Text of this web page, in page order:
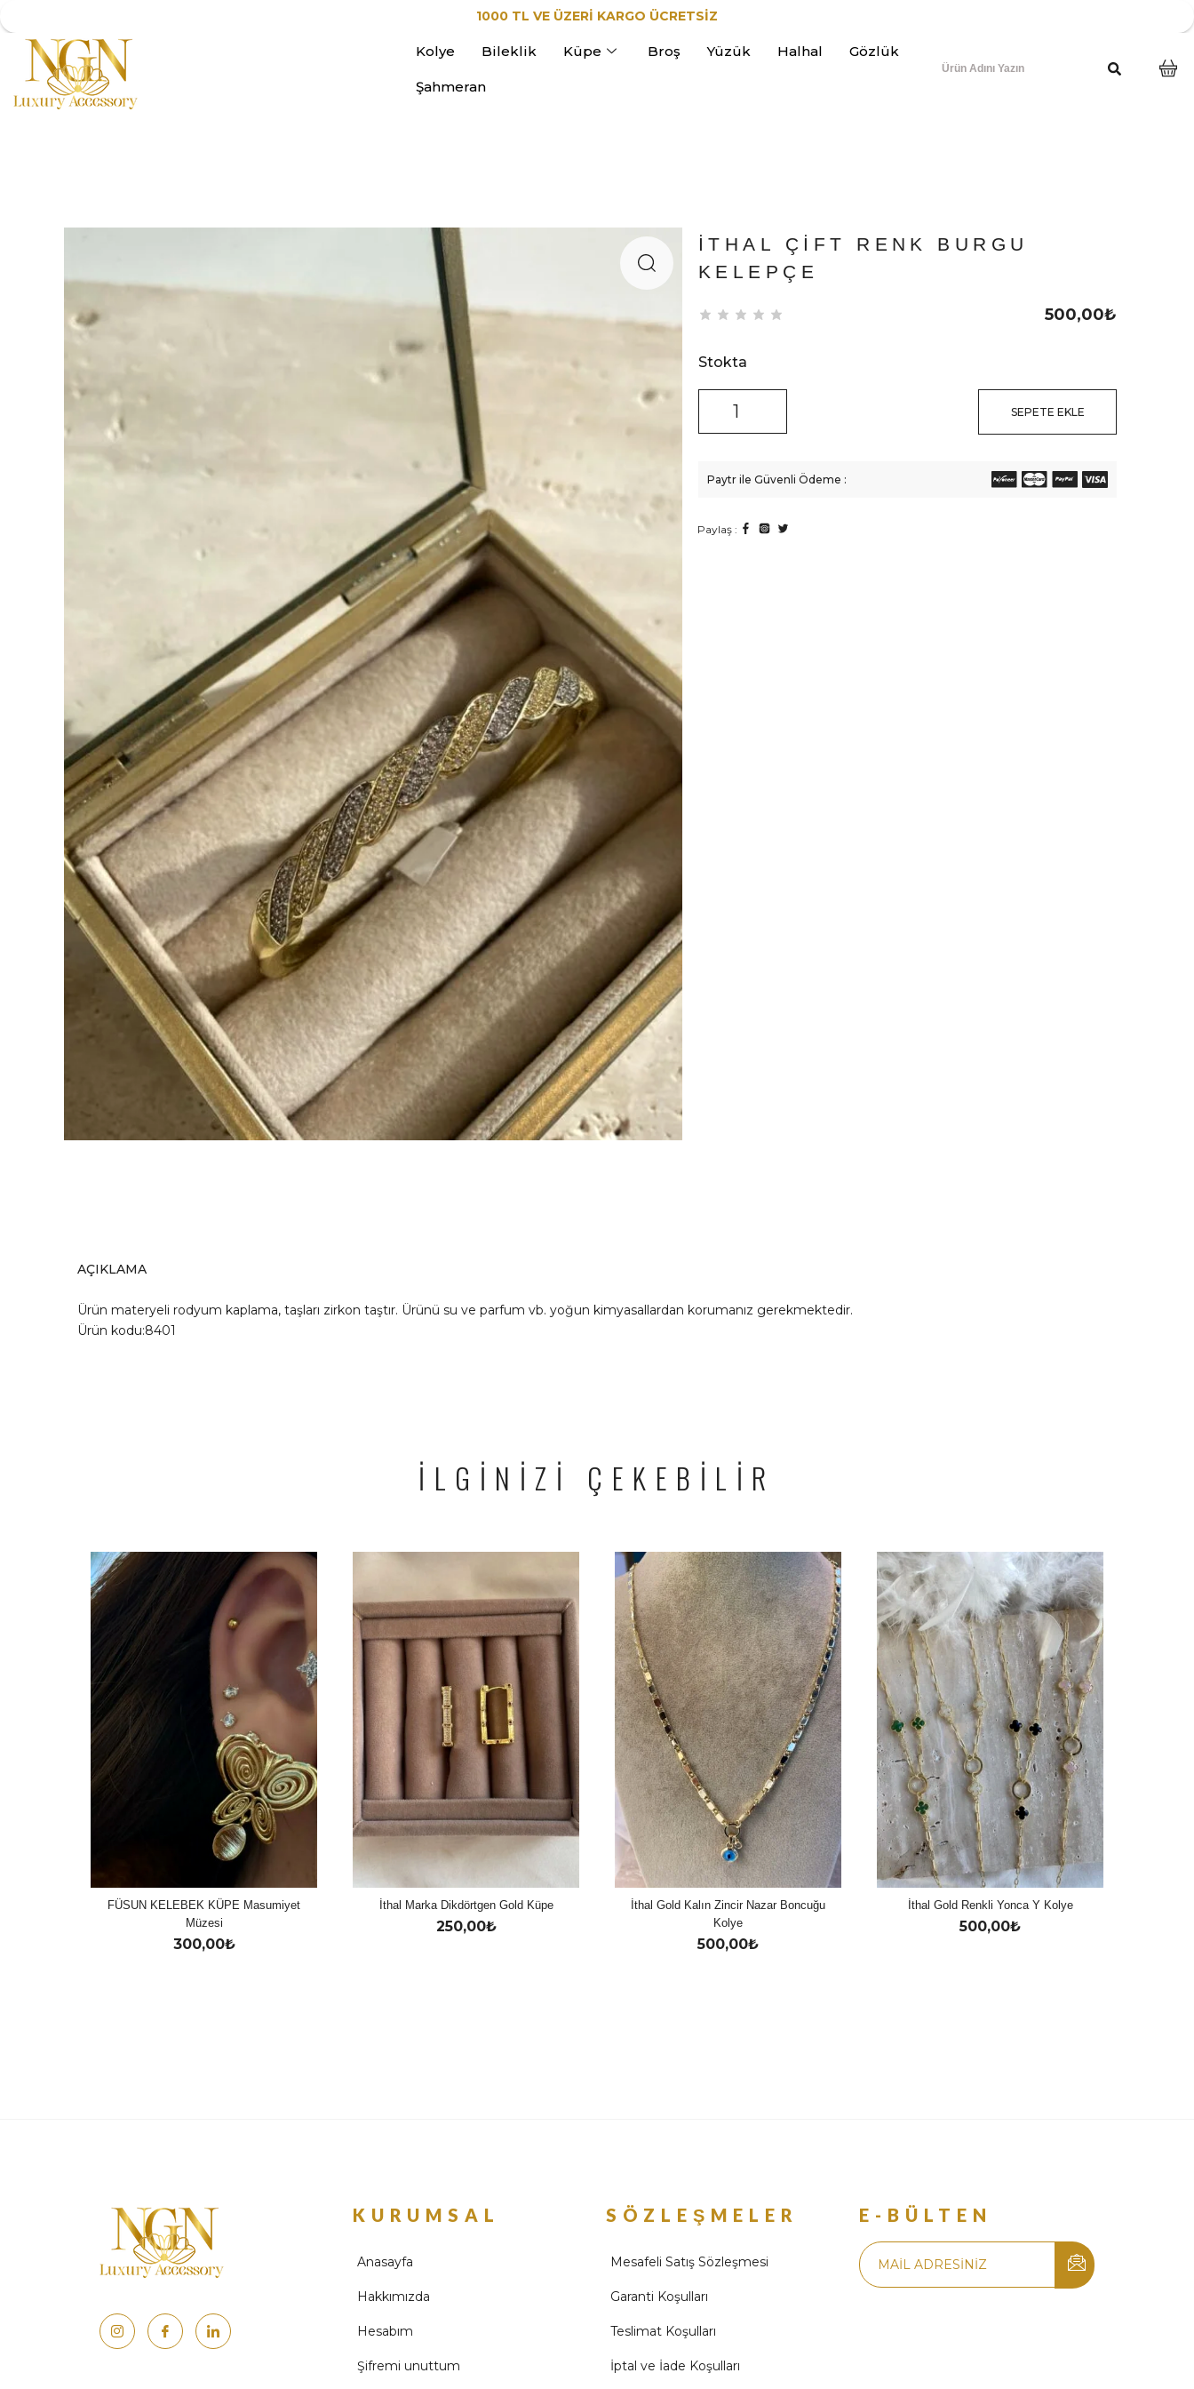
1000 TL VE ÜZERİ KARGO ÜCRETSİZ
Kolye Bileklik Küpe Broş Yüzük Halhal Gözlük
Şahmeran
İTHAL ÇIFT RENK BURGU
KELEPÇE
500,00₺
Stokta
SEPETE EKLE
Paytr ile Güvenli Ödeme :
Paylaş :
AÇIKLAMA
Ürün materyeli rodyum kaplama, taşları zirkon taştır. Ürünü su ve parfum vb. yoğun kimyasallardan korumanız gerekmektedir.
Ürün kodu:8401
İLGİNİZİ ÇEKEBİLİR
FÜSUN KELEBEK KÜPE Masumiyet
Müzesi
300,00₺
İthal Marka Dikdörtgen Gold Küpe
250,00₺
İthal Gold Kalın Zincir Nazar Boncuğu
Kolye
500,00₺
İthal Gold Renkli Yonca Y Kolye
500,00₺
KURUMSAL
Anasayfa
Hakkımızda
Hesabım
Şifremi unuttum
SÖZLEŞMELER
Mesafeli Satış Sözleşmesi
Garanti Koşulları
Teslimat Koşulları
İptal ve İade Koşulları
E-BÜLTEN